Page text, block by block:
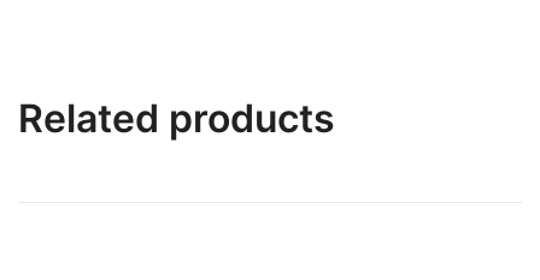
Related products